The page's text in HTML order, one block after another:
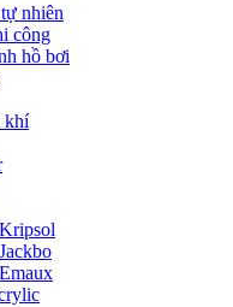
nhiên
công
hồ bơi
khí